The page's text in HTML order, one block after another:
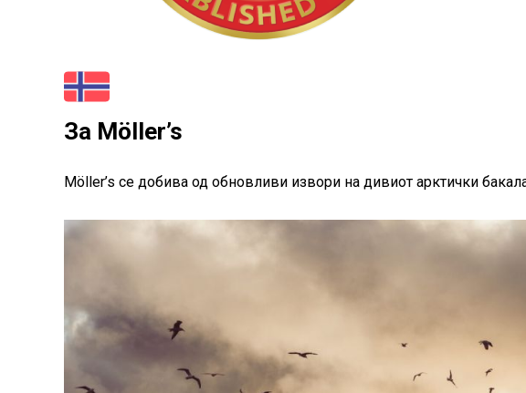
За Möller’s
Möller’s се добива од обновливи извори на дивиот арктички